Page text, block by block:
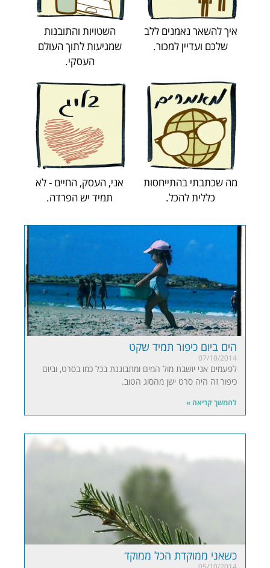
איך להשאר נאמנים ללב
שלכם ועדיין למכור.
השטויות והתובנות
שמגיעות לתוך העולם
העסקי.
מה שכתבתי בהתייחסות
כללית להכל.
אני, העסק, החיים - לא
תמיד יש הפרדה.
הים ביום כיפור תמיד שקט
07/10/2014
לפעמים אני יושבת מול המים ומתבוננת בכל כמו בסרט, וביום
כיפור זה היה סרט ישן מהסוג הטוב.
להמשך קריאה »
כשאני ממוקדת הכל ממוקד